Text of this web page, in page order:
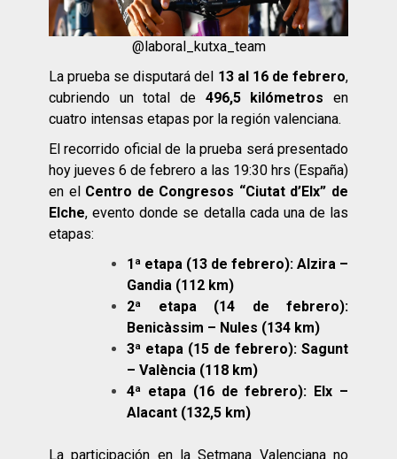
@laboral_kutxa_team
La prueba se disputará del 13 al 16 de febrero,
cubriendo un total de 496,5 kilómetros en
cuatro intensas etapas por la región valenciana.
El recorrido oficial de la prueba será presentado
hoy jueves 6 de febrero a las 19:30 hrs (España)
en el Centro de Congresos “Ciutat d’Elx” de
Elche, evento donde se detalla cada una de las
etapas:
1ª etapa (13 de febrero): Alzira –
Gandia (112 km)
2ª etapa (14 de febrero):
Benicàssim – Nules (134 km)
3ª etapa (15 de febrero): Sagunt
– València (118 km)
4ª etapa (16 de febrero): Elx –
Alacant (132,5 km)
La participación en la Setmana Valenciana no